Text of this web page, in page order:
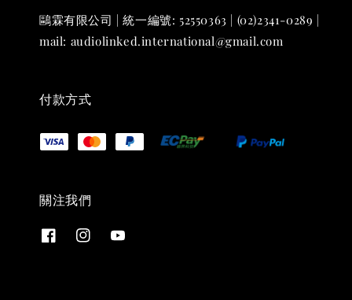
鷗霖有限公司 | 統一編號: 52550363 | (02)2341-0289 |
mail: audiolinked.international@gmail.com
付款方式
關注我們